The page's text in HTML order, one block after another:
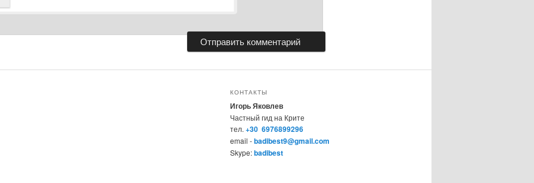
КОНТАКТЫ
Игорь Яковлев
Частный гид на Крите
тел. +30 6976899296
email -badibest9@gmail.com
Skype:badibest